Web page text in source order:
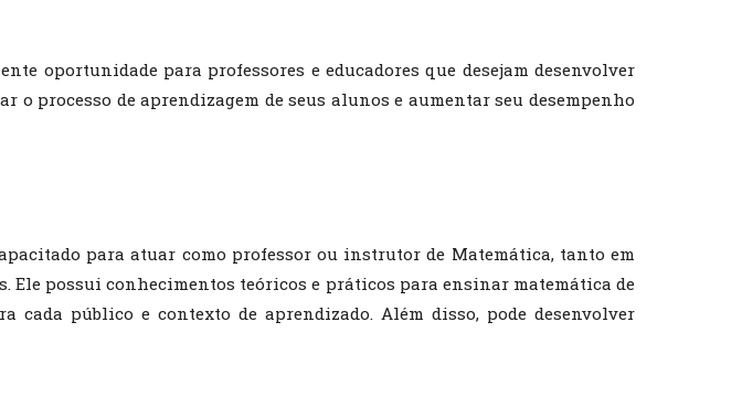
oportunidade para professores e educadores que desejam desenvolver
processo de aprendizagem de seus alunos e aumentar seu desempenho
para atuar como professor ou instrutor de Matemática, tanto em
Ele possui conhecimentos teóricos e práticos para ensinar matemática de
público e contexto de aprendizado. Além disso, pode desenvolver